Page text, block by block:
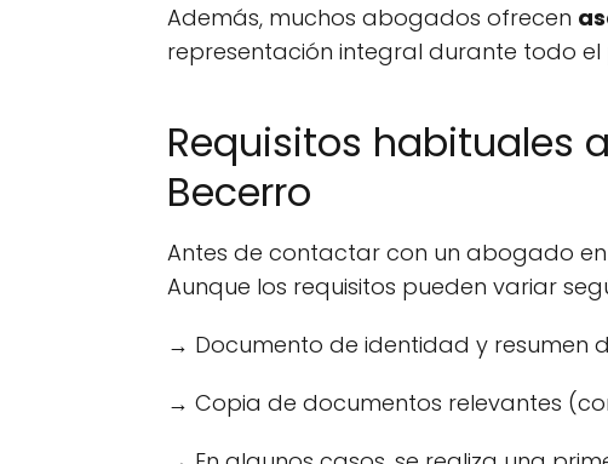
Además, muchos abogados ofrecen
representación integral durante todo el
Requisitos habituales
Becerro
Antes de contactar con un abogado en
Aunque los requisitos pueden variar
→ Documento de identidad y resumen
→ Copia de documentos relevantes